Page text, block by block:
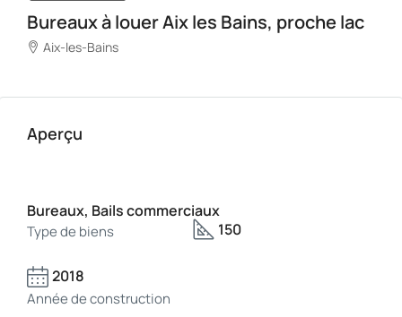
Bureaux à louer Aix les Bains, proche lac
Aix-les-Bains
Aperçu
Bureaux, Bails commerciaux
Type de biens 150
2018
Année de construction